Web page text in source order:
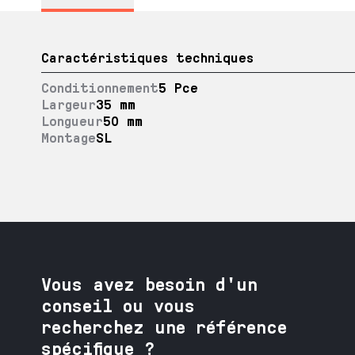
Caractéristiques techniques
Conditionnement5 Pce
Largeur35 mm
Longueur50 mm
MontageSL
Vous avez besoin d'un
conseil ou vous
recherchez une référence
spécifique ?